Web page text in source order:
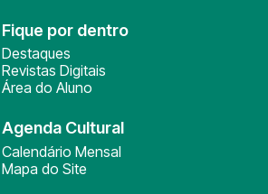
Fique por dentro
Destaques
Revistas Digitais
Área do Aluno
Agenda Cultural
Calendário Mensal
Mapa do Site